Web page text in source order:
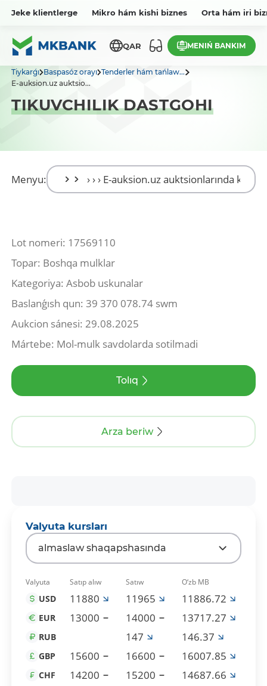
Jeke klientlerge Mikro hám kishi biznes Orta hám iri
QAR MENIŃ BANKIM
Tiykarǵı Baspasóz orayı Tenderler hám tańlaw...
E-auksion.uz auktsio...
TIKUVCHILIK DASTGOHI
Menyu:
Lot nomeri: 17569110
Topar: Boshqa mulklar
Kategoriya: Asbob uskunalar
Baslanǵısh qun: 39 370 078.74 swm
Aukcion sánesi: 29.08.2025
Mártebe: Mol-mulk savdolarda sotilmadi
Tolıq
Arza beriw
Valyuta kursları
almaslaw shaqapshasında
Valyuta Satıp alıw Satıw O‘zb MB
USD 11880 11965 11886.72
EUR 13000 14000 13717.27
RUB 147 146.37
GBP 15600 16600 16007.85
CHF 14200 15200 14687.66